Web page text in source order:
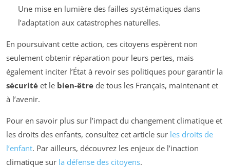
Une mise en lumière des failles systématiques dans
l’adaptation aux catastrophes naturelles.
En poursuivant cette action, ces citoyens espèrent non
seulement obtenir réparation pour leurs pertes, mais
également inciter l’État à revoir ses politiques pour garantir la
sécurité et le bien-être de tous les Français, maintenant et
à l’avenir.
Pour en savoir plus sur l’impact du changement climatique et
les droits des enfants, consultez cet article sur les droits de
l’enfant. Par ailleurs, découvrez les enjeux de l’inaction
climatique sur la défense des citoyens.